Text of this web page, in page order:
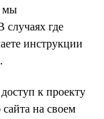
мы
где
инструкции
к проекту
на своем